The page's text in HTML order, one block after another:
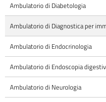
Ambulatorio di Diabetologia
Ambulatorio di Diagnostica per
Ambulatorio di Endocrinologia
Ambulatorio di Endoscopia
Ambulatorio di Neurologia